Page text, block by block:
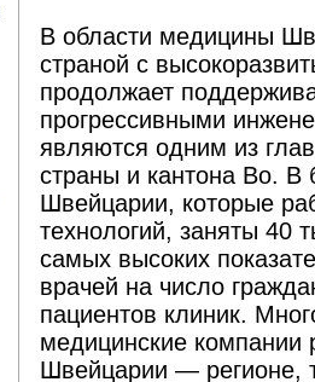
В области медицины
страной с
продолжает
прогрессивными
являются одним из
страны и кантона Во. В
Швейцарии, которые
технологий, заняты 40
самых высоких
врачей на число
пациентов клиник.
медицинские компании
Швейцарии — регионе,